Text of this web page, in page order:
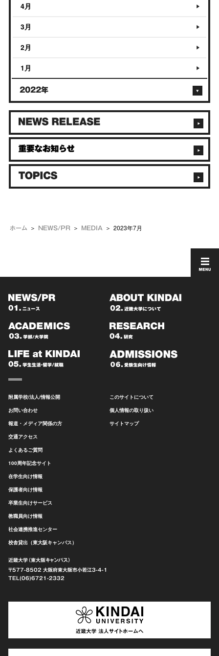
ホーム NEWS/PR MEDIA 2023年7月
4月
3月
2月
1月
2022年
附属学校/法人/情報公開
お問い合わせ
報道・メディア関係の方
交通アクセス
よくあるご質問
100周年記念サイト
在学生向け情報
保護者向け情報
卒業生向けサービス
教職員向け情報
社会連携推進センター
校舎貸出（東大阪キャンパス）
このサイトについて
個人情報の取り扱い
サイトマップ
近畿大学（東大阪キャンパス）
〒577-8502 大阪府東大阪市小若江3-4-1
TEL(06)6721-2332